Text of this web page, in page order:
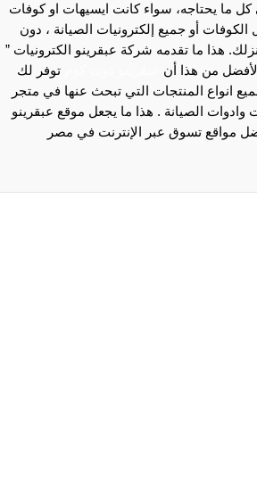
كل ما يحتاجه، سواء كانت ايسيهات او كوفات
أو جميع إلكترونيات الصيانة ، دون
هذا ما تقدمه شركة عبقرينو الكترونيات ”
من هذا أن
توفر لك
انواع المنتجات التي تبحث عنها في متجر
وادوات الصيانة . هذا ما يجعل موقع عبقرينو